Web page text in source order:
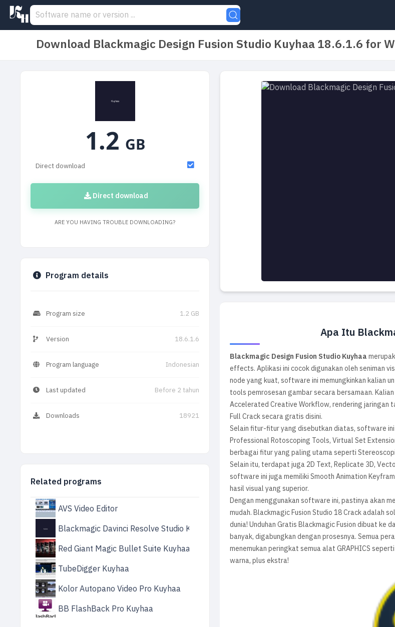
Download Blackmagic Design Fusion Studio Kuyhaa 18.6.1.6 for
Apa Itu
Blackmagic Design Fusion Studio Kuyhaa
effects. Aplikasi ini cocok digunakan oleh seniman
node yang kuat, software ini memungkinkan kalian
tools pemrosesan gambar secara bersamaan.
Accelerated Creative Workflow, rendering jaringan
Full Crack secara gratis disini.
Selain fitur-fitur yang disebutkan diatas, software
Professional Rotoscoping Tools, Virtual Set
berbagai fitur yang paling utama seperti
Selain itu, terdapat juga 2D Text, Replicate 3D,
software ini juga memiliki Smooth Animation
hasil visual yang superior.
Dengan menggunakan software ini, pastinya akan
mudah. Blackmagic Fusion Studio 18 Crack adalah
dunia! Unduhan Gratis Blackmagic Fusion dibuat ke
banyak, digabungkan dengan prosesnya. Semua
menemukan peringkat semua alat GRAPHICS
warna, plus ekstra!
1.2 GB
Direct download
Direct download
ARE YOU HAVING TROUBLE DOWNLOADING?
Program details
Program size 1.2 GB
Version 18.6.1.6
Program language Indonesian
Last updated Before 2 tahun
Downloads 18921
Related programs
AVS Video Editor
Blackmagic Davinci Resolve Studio Kuyhaa
Red Giant Magic Bullet Suite Kuyhaa
TubeDigger Kuyhaa
Kolor Autopano Video Pro Kuyhaa
BB FlashBack Pro Kuyhaa